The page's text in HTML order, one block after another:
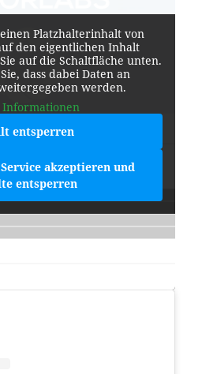
Platzhalterinhalt von
den eigentlichen Inhalt
auf die Schaltfläche unten.
dass dabei Daten an
werden.
entsperren
akzeptieren und
entsperren